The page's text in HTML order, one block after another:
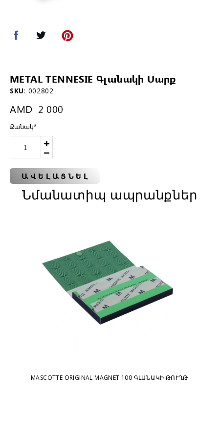
METAL TENNESIE Գլանակի Սարք
SKU: 002802
AMD 2 000
Քանակ*
ԱՎԵԼԱՑՆԵԼ
Նմանատիպ ապրանքներ
MASCOTTE ORIGINAL MAGNET 100 ԳԼԱՆԱԿԻ ԹՈՒՂԹ